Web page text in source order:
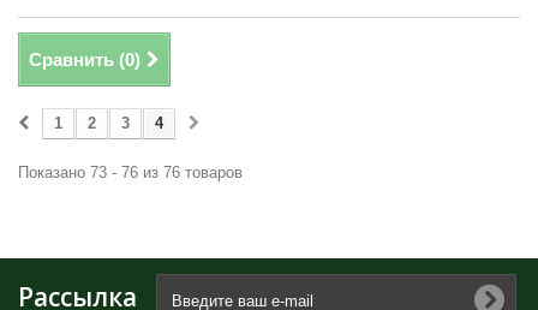
Сравнить (0)
1 2 3 4
Показано 73 - 76 из 76 товаров
Рассылка